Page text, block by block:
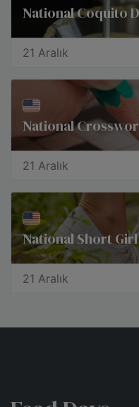
National Coquito
21 Aralık
National
21 Aralık
National Short
21 Aralık